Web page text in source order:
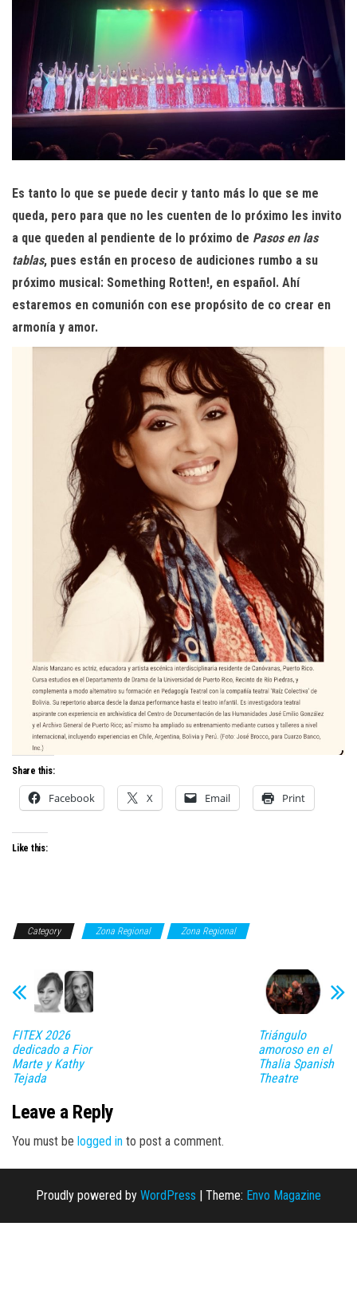
Es tanto lo que se puede decir y tanto más lo que se me
queda, pero para que no les cuenten de lo próximo les invito
a que queden al pendiente de lo próximo de Pasos en las
tablas, pues están en proceso de audiciones rumbo a su
próximo musical: Something Rotten!, en español. Ahí
estaremos en comunión con ese propósito de co crear en
armonía y amor.
Share this:
Facebook X Email Print
Like this:
Category Zona Regional Zona Regional
FITEX 2026
dedicado a Fior
Marte y Kathy
Tejada
Triángulo
amoroso en el
Thalia Spanish
Theatre
Leave a Reply
You must be logged in to post a comment.
Proudly powered by WordPress | Theme: Envo Magazine